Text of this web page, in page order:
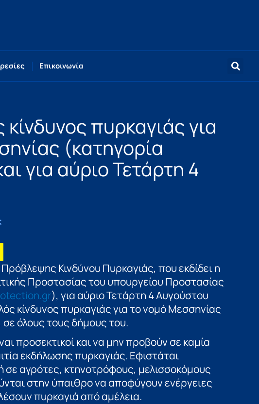
Επικοινωνία
πυρκαγιάς για
(κατηγορία
για αύριο Τετάρτη 4
Κινδύνου Πυρκαγιάς, που εκδίδει η
Προστασίας του υπουργείου Προστασίας
), για αύριο Τετάρτη 4 Αυγούστου
κίνδυνος πυρκαγιάς για το νομό Μεσσηνίας
σε όλους τους δήμους του.
προσεκτικοί και να μην προβούν σε καμία
εκδήλωσης πυρκαγιάς. Εφιστάται
σε αγρότες, κτηνοτρόφους, μελισσοκόμους
στην ύπαιθρο να αποφύγουν ενέργειες
πυρκαγιά από αμέλεια.